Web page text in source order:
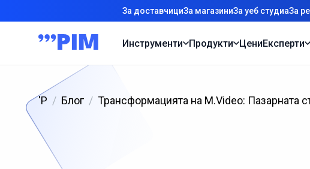
За доставчициЗа магазиниЗа уеб студиаЗа
Инструменти Продукти ЦениЕксперти
'P Блог Трансформацията на M.Video: Пазарната